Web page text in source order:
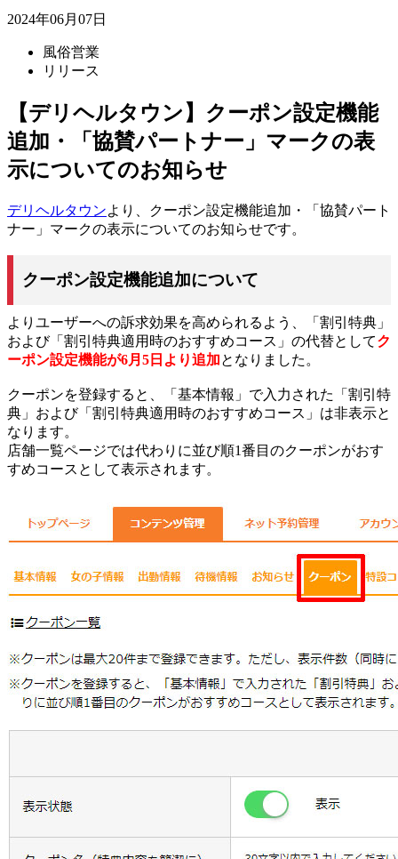
2024年06月07日
風俗営業
リリース
【デリヘルタウン】クーポン設定機能
追加・「協賛パートナー」マークの表
示についてのお知らせ
デリヘルタウンより、クーポン設定機能追加・「協賛パート
ナー」マークの表示についてのお知らせです。
クーポン設定機能追加について
よりユーザーへの訴求効果を高められるよう、「割引特典」
および「割引特典適用時のおすすめコース」の代替としてク
ーポン設定機能が6月5日より追加となりました。
クーポンを登録すると、「基本情報」で入力された「割引特
典」および「割引特典適用時のおすすめコース」は非表示と
なります。
店舗一覧ページでは代わりに並び順1番目のクーポンがおす
すめコースとして表示されます。